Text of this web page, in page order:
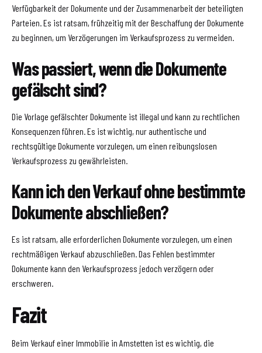
Verfügbarkeit der Dokumente und der Zusammenarbeit der beteiligten
Parteien. Es ist ratsam, frühzeitig mit der Beschaffung der Dokumente
zu beginnen, um Verzögerungen im Verkaufsprozess zu vermeiden.
Was passiert, wenn die Dokumente
gefälscht sind?
Die Vorlage gefälschter Dokumente ist illegal und kann zu rechtlichen
Konsequenzen führen. Es ist wichtig, nur authentische und
rechtsgültige Dokumente vorzulegen, um einen reibungslosen
Verkaufsprozess zu gewährleisten.
Kann ich den Verkauf ohne bestimmte
Dokumente abschließen?
Es ist ratsam, alle erforderlichen Dokumente vorzulegen, um einen
rechtmäßigen Verkauf abzuschließen. Das Fehlen bestimmter
Dokumente kann den Verkaufsprozess jedoch verzögern oder
erschweren.
Fazit
Beim Verkauf einer Immobilie in Amstetten ist es wichtig, die